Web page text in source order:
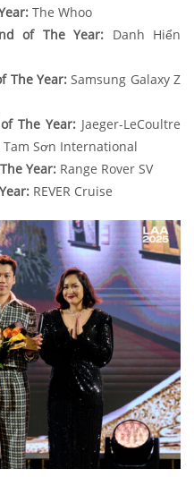
The Whoo
of The Year: Danh Hiển
The Year:Samsung Galaxy Z
The Year: Jaeger-LeCoultre
Sơn International
Year: Range Rover SV
REVER Cruise